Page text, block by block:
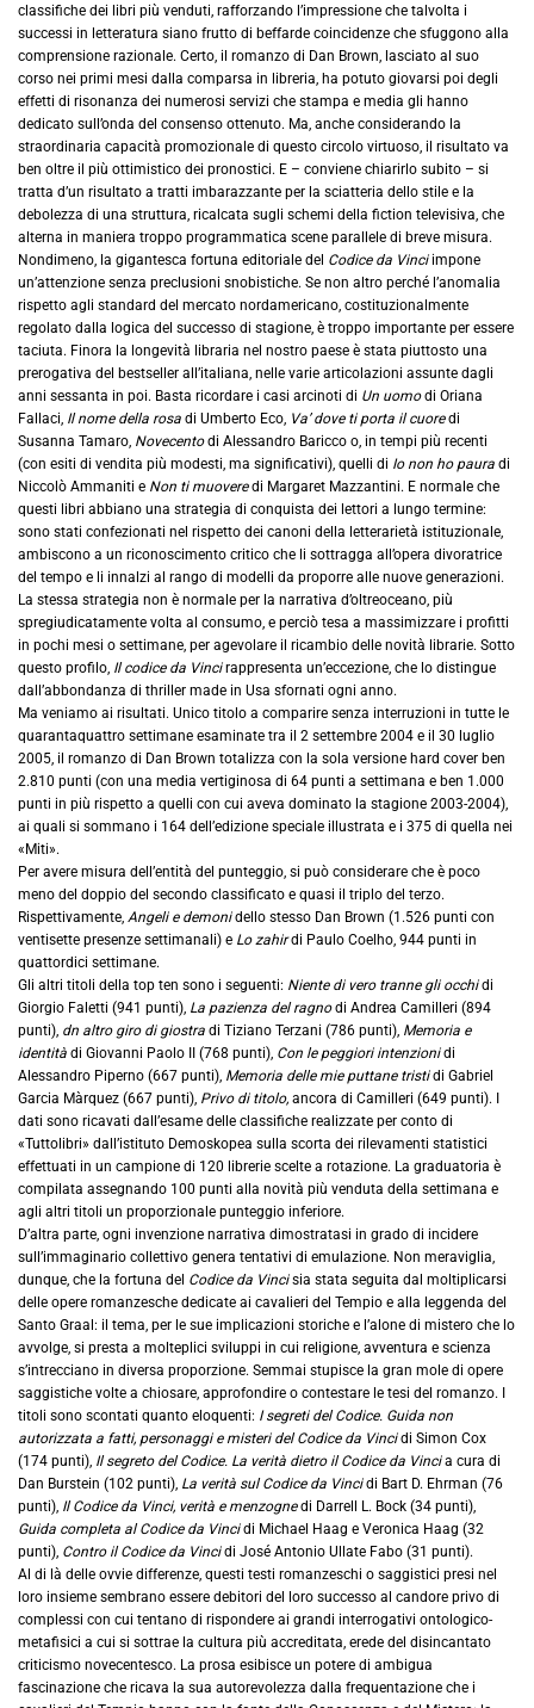
classifiche dei libri più venduti, rafforzando l’impressione che talvolta i
successi in letteratura siano frutto di beffarde coincidenze che sfuggono alla
comprensione razionale. Certo, il romanzo di Dan Brown, lasciato al suo
corso nei primi mesi dalla comparsa in libreria, ha potuto giovarsi poi degli
effetti di risonanza dei numerosi servizi che stampa e media gli hanno
dedicato sull’onda del consenso ottenuto. Ma, anche considerando la
straordinaria capacità promozionale di questo circolo virtuoso, il risultato va
ben oltre il più ottimistico dei pronostici. E – conviene chiarirlo subito – si
tratta d’un risultato a tratti imbarazzante per la sciatteria dello stile e la
debolezza di una struttura, ricalcata sugli schemi della fiction televisiva, che
alterna in maniera troppo programmatica scene parallele di breve misura.
Nondimeno, la gigantesca fortuna editoriale del Codice da Vinci impone
un’attenzione senza preclusioni snobistiche. Se non altro perché l’anomalia
rispetto agli standard del mercato nordamericano, costituzionalmente
regolato dalla logica del successo di stagione, è troppo importante per essere
taciuta. Finora la longevità libraria nel nostro paese è stata piuttosto una
prerogativa del bestseller all’italiana, nelle varie articolazioni assunte dagli
anni sessanta in poi. Basta ricordare i casi arcinoti di Un uomodi Oriana
Fallaci, Il nome della rosa di Umberto Eco, Va’ dove ti porta il cuoredi
Susanna Tamaro, Novecentodi Alessandro Baricco o, in tempi più recenti
(con esiti di vendita più modesti, ma significativi), quelli di Io non ho paura di
Niccolò Ammaniti e Non ti muoveredi Margaret Mazzantini. E normale che
questi libri abbiano una strategia di conquista dei lettori a lungo termine:
sono stati confezionati nel rispetto dei canoni della letterarietà istituzionale,
ambiscono a un riconoscimento critico che li sottragga all’opera divoratrice
del tempo e li innalzi al rango di modelli da proporre alle nuove generazioni.
La stessa strategia non è normale per la narrativa d’oltreoceano, più
spregiudicatamente volta al consumo, e perciò tesa a massimizzare i profitti
in pochi mesi o settimane, per agevolare il ricambio delle novità librarie. Sotto
questo profilo, Il codice da Vincirappresenta un’eccezione, che lo distingue
dall’abbondanza di thriller made in Usa sfornati ogni anno.
Ma veniamo ai risultati. Unico titolo a comparire senza interruzioni in tutte le
quarantaquattro settimane esaminate tra il 2 settembre 2004 e il 30 luglio
2005, il romanzo di Dan Brown totalizza con la sola versione hard cover ben
2.810 punti (con una media vertiginosa di 64 punti a settimana e ben 1.000
punti in più rispetto a quelli con cui aveva dominato la stagione 2003-2004),
ai quali si sommano i 164 dell’edizione speciale illustrata e i 375 di quella nei
«Miti».
Per avere misura dell’entità del punteggio, si può considerare che è poco
meno del doppio del secondo classificato e quasi il triplo del terzo.
Rispettivamente, Angeli e demonidello stesso Dan Brown (1.526 punti con
ventisette presenze settimanali) e Lo zahirdi Paulo Coelho, 944 punti in
quattordici settimane.
Gli altri titoli della top ten sono i seguenti: Niente di vero tranne gli occhidi
Giorgio Faletti (941 punti), La pazienza del ragnodi Andrea Camilleri (894
punti), dn altro giro di giostra di Tiziano Terzani (786 punti), Memoria e
identità di Giovanni Paolo II (768 punti), Con le peggiori intenzionidi
Alessandro Piperno (667 punti), Memoria delle mie puttane tristidi Gabriel
Garcia Màrquez (667 punti), Privo di titolo, ancora di Camilleri (649 punti). I
dati sono ricavati dall’esame delle classifiche realizzate per conto di
«Tuttolibri» dall’istituto Demoskopea sulla scorta dei rilevamenti statistici
effettuati in un campione di 120 librerie scelte a rotazione. La graduatoria è
compilata assegnando 100 punti alla novità più venduta della settimana e
agli altri titoli un proporzionale punteggio inferiore.
D’altra parte, ogni invenzione narrativa dimostratasi in grado di incidere
sull’immaginario collettivo genera tentativi di emulazione. Non meraviglia,
dunque, che la fortuna del Codice da Vincisia stata seguita dal moltiplicarsi
delle opere romanzesche dedicate ai cavalieri del Tempio e alla leggenda del
Santo Graal: il tema, per le sue implicazioni storiche e l’alone di mistero che lo
avvolge, si presta a molteplici sviluppi in cui religione, avventura e scienza
s’intrecciano in diversa proporzione. Semmai stupisce la gran mole di opere
saggistiche volte a chiosare, approfondire o contestare le tesi del romanzo. I
titoli sono scontati quanto eloquenti: I segreti del Codice. Guida non
autorizzata a fatti, personaggi e misteri del Codice da Vincidi Simon Cox
(174 punti), Il segreto del Codice. La verità dietro il Codice da Vincia cura di
Dan Burstein (102 punti), La verità sul Codice da Vincidi Bart D. Ehrman (76
punti), Il Codice da Vinci, verità e menzognedi Darrell L. Bock (34 punti),
Guida completa al Codice da Vincidi Michael Haag e Veronica Haag (32
punti), Contro il Codice da Vincidi José Antonio Ullate Fabo (31 punti).
Al di là delle ovvie differenze, questi testi romanzeschi o saggistici presi nel
loro insieme sembrano essere debitori del loro successo al candore privo di
complessi con cui tentano di rispondere ai grandi interrogativi ontologico-
metafisici a cui si sottrae la cultura più accreditata, erede del disincantato
criticismo novecentesco. La prosa esibisce un potere di ambigua
fascinazione che ricava la sua autorevolezza dalla frequentazione che i